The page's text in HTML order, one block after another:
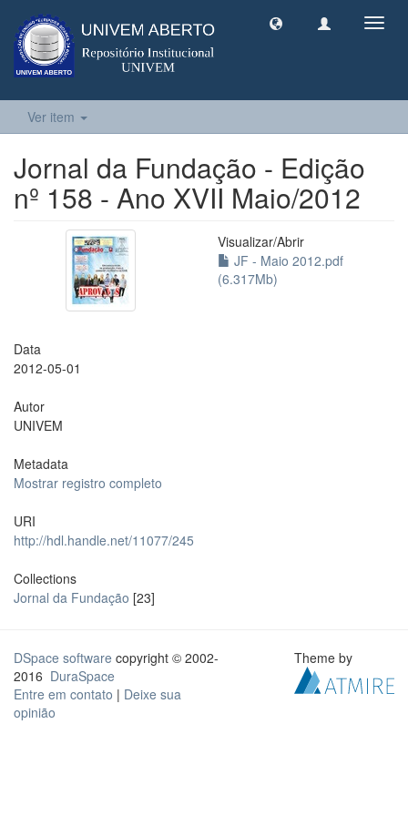
Ver item
Jornal da Fundação - Edição
nº 158 - Ano XVII Maio/2012
Visualizar/Abrir
JF - Maio 2012.pdf
(6.317Mb)
Data
2012-05-01
Autor
UNIVEM
Metadata
Mostrar registro completo
URI
http://hdl.handle.net/11077/245
Collections
Jornal da Fundação [23]
DSpace software copyright © 2002-
2016 DuraSpace
Entre em contato | Deixe sua
opinião
Theme by